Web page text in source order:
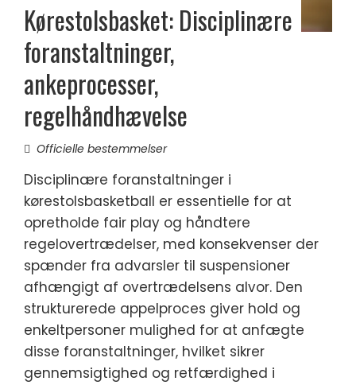
Kørestolsbasket: Disciplinære
foranstaltninger,
ankeprocesser,
regelhåndhævelse
Officielle bestemmelser
Disciplinære foranstaltninger i
kørestolsbasketball er essentielle for at
opretholde fair play og håndtere
regelovertrædelser, med konsekvenser der
spænder fra advarsler til suspensioner
afhængigt af overtrædelsens alvor. Den
strukturerede appelproces giver hold og
enkeltpersoner mulighed for at anfægte
disse foranstaltninger, hvilket sikrer
gennemsigtighed og retfærdighed i